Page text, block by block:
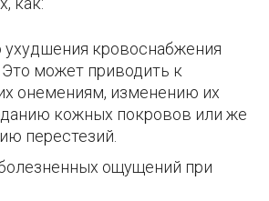
кровоснабжения
Это может приводить к
онемениям, изменению их
кожных покровов или же
перестезий.
ощущений при